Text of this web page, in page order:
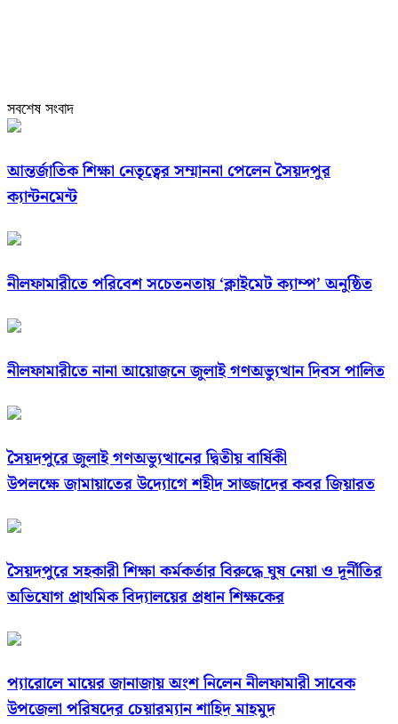
সবশেষ সংবাদ
আন্তর্জাতিক শিক্ষা নেতৃত্বের সম্মাননা পেলেন সৈয়দপুর
ক্যান্টনমেন্ট
নীলফামারীতে পরিবেশ সচেতনতায় ‘ক্লাইমেট ক্যাম্প’ অনুষ্ঠিত
নীলফামারীতে নানা আয়োজনে জুলাই গণঅভ্যুত্থান দিবস পালিত
সৈয়দপুরে জুলাই গণঅভ্যুত্থানের দ্বিতীয় বার্ষিকী
উপলক্ষে জামায়াতের উদ্যোগে শহীদ সাজ্জাদের কবর জিয়ারত
সৈয়দপুরে সহকারী শিক্ষা কর্মকর্তার বিরুদ্ধে ঘুষ নেয়া ও দূর্নীতির
অভিযোগ প্রাথমিক বিদ্যালয়ের প্রধান শিক্ষকের
প্যারোলে মায়ের জানাজায় অংশ নিলেন নীলফামারী সাবেক
উপজেলা পরিষদের চেয়ারম্যান শাহিদ মাহমুদ